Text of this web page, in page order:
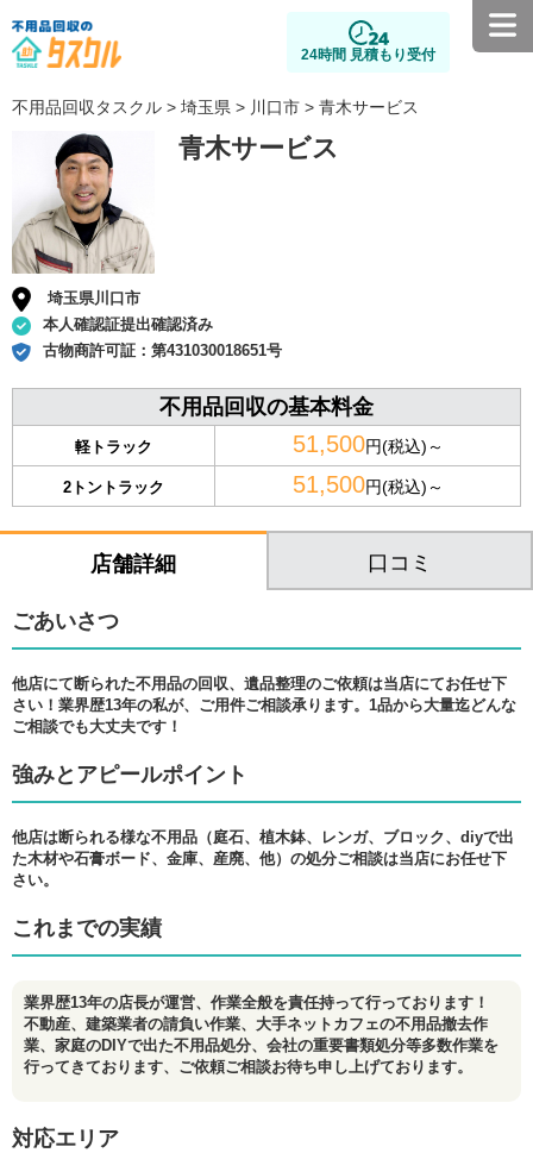
24時間 見積もり受付
不用品回収タスクル > 埼玉県 > 川口市 > 青木サービス
青木サービス
埼玉県川口市
本人確認証提出確認済み
古物商許可証： 第431030018651号
不用品回収の基本料金
軽トラック 51,500円(税込)～
2トントラック 51,500円(税込)～
店舗詳細 口コミ
ごあいさつ
他店にて断られた不用品の回収、遺品整理のご依頼は当店にてお任せ下
さい！業界歴13年の私が、ご用件ご相談承ります。1品から大量迄どんな
ご相談でも大丈夫です！
強みとアピールポイント
他店は断られる様な不用品（庭石、植木鉢、レンガ、ブロック、diyで出
た木材や石膏ボード、金庫、産廃、他）の処分ご相談は当店にお任せ下
さい。
これまでの実績
業界歴13年の店長が運営、作業全般を責任持って行っております！
不動産、建築業者の請負い作業、大手ネットカフェの不用品撤去作
業、家庭のDIYで出た不用品処分、会社の重要書類処分等多数作業を
行ってきております、ご依頼ご相談お待ち申し上げております。
対応エリア